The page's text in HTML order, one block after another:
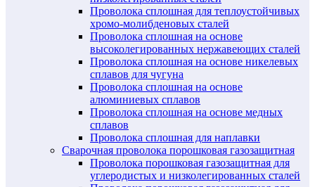
Проволока сплошная для теплоустойчивых
хромо-молибденовых сталей
Проволока сплошная на основе
высоколегированных нержавеющих сталей
Проволока сплошная на основе никелевых
сплавов для чугуна
Проволока сплошная на основе
алюминиевых сплавов
Проволока сплошная на основе медных
сплавов
Проволока сплошная для наплавки
Сварочная проволока порошковая газозащитная
Проволока порошковая газозащитная для
углеродистых и низколегированных сталей